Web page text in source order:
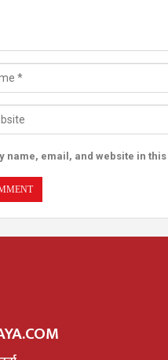
name, email, and website in